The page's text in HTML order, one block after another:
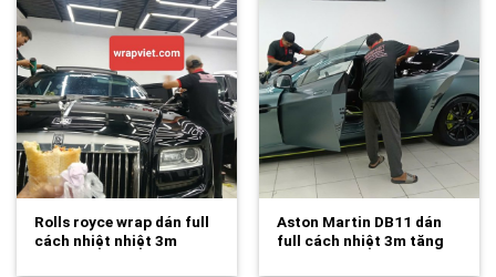
Rolls royce wrap dán full
cách nhiệt nhiệt 3m
Aston Martin DB11 dán
full cách nhiệt 3m tăng